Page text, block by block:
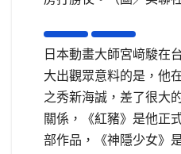
日本動畫大師宮﨑駿在
大出觀眾意料的是，他
之秀新海誠，差了很大
關係，《紅豬》是他正
部作品，《神隱少女》